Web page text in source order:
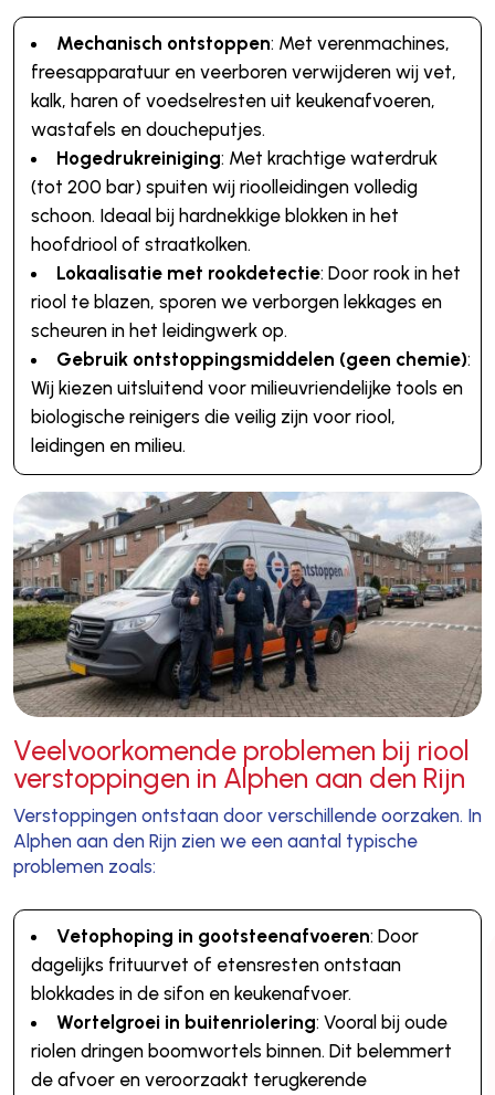
Mechanisch ontstoppen: Met verenmachines,
freesapparatuur en veerboren verwijderen wij vet,
kalk, haren of voedselresten uit keukenafvoeren,
wastafels en doucheputjes.
Hogedrukreiniging: Met krachtige waterdruk
(tot 200 bar) spuiten wij rioolleidingen volledig
schoon. Ideaal bij hardnekkige blokken in het
hoofdriool of straatkolken.
Lokaalisatie met rookdetectie: Door rook in het
riool te blazen, sporen we verborgen lekkages en
scheuren in het leidingwerk op.
Gebruik ontstoppingsmiddelen (geen chemie):
Wij kiezen uitsluitend voor milieuvriendelijke tools en
biologische reinigers die veilig zijn voor riool,
leidingen en milieu.
Veelvoorkomende problemen bij riool
verstoppingen in Alphen aan den Rijn
Verstoppingen ontstaan door verschillende oorzaken. In
Alphen aan den Rijn zien we een aantal typische
problemen zoals:
Vetophoping in gootsteenafvoeren: Door
dagelijks frituurvet of etensresten ontstaan
blokkades in de sifon en keukenafvoer.
Wortelgroei in buitenriolering: Vooral bij oude
riolen dringen boomwortels binnen. Dit belemmert
de afvoer en veroorzaakt terugkerende